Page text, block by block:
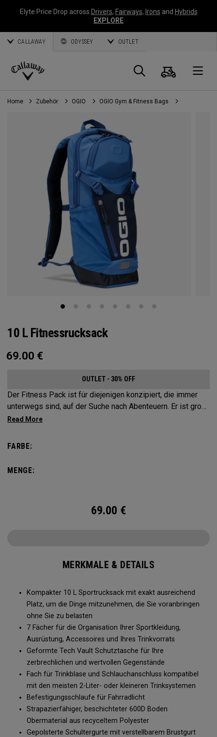
Elyte Price Drop across Drivers, Fairways, Irons and Hybrids
EXPLORE
CALLAWAY ODYSSEY OUTLET
Callaway
Golf
Suche
Home Zubehör OGIO OGIO Gym & Fitness Bags
10 L Fitnessrucksack
69.00 €
OUTLET - 30% OFF
Der Fitness Pack ist für diejenigen konzipiert, die immer
unterwegs sind, auf der Suche nach Abenteuern. Er ist groß
genug, um alles darin unterzubringen, was Sie während
benötigen, und gleichzeitig klein genug, um nicht zu nerven.
keinen Durst leiden.
FARBE:
MENGE:
69.00 €
MERKMALE & DETAILS
Kompakter 10 L Sportrucksack mit exakt ausreichend
Platz, um die Dinge mitzunehmen, die Sie voranbringen
ohne Sie zu belasten
7 Fächer für die Organisation Ihrer Sportkleidung,
Ausrüstung, Accessoires und Ihres Trinkvorrats
Geformte Tech Vault Schutztasche für Ihre
zerbrechlichen und wertvollen Gegenstände
Fach für Trinkblase und Schlauchanschluss kompatibel
mit den meisten 2-Liter- oder kleineren Trinksystemen
Befestigungsschlaufe für Fahrradlicht
Strapazierfähiger, beschichteter 600D Boden
Obermaterial aus recyceltem Polyester
Gepolsterte Schultergurte mit verstellbarem Brustgurt